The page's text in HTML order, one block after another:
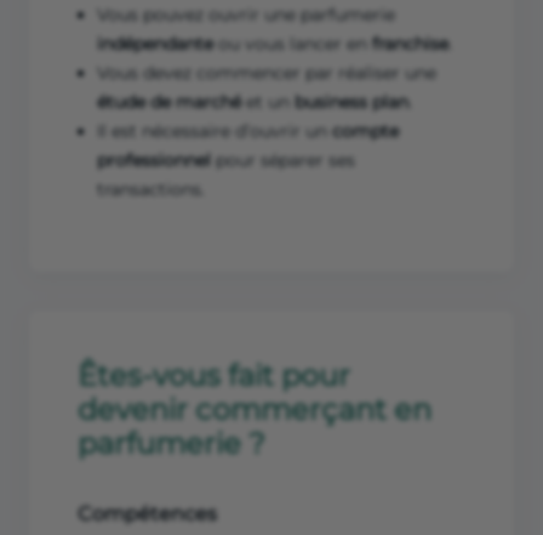
Vous pouvez ouvrir une parfumerie
indépendanteou vous lancer en franchise.
Vous devez commencer par réaliser une
étude de marchéet un business plan.
Il est nécessaire d’ouvrir un compte
professionnel pour séparer ses
transactions.
Êtes-vous fait pour
devenir commerçant en
parfumerie ?
Compétences